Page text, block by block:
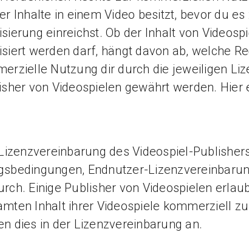
Inhalte in einem Video besitzt, bevor du es
einreichst. Ob der Inhalt von
werden darf, hängt davon ab, welche
Nutzung dir durch die jeweiligen
von Videospielen gewährt werden. Hier
des Videospiel-
Endnutzer-
Einige Publisher von Videospielen
Inhalt ihrer Videospiele kommerziell
dies in der Lizenzvereinbarung an.